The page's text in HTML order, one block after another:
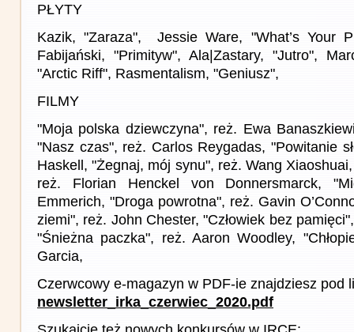
PŁYTY
Kazik, "Zaraza", Jessie Ware, "What’s Your
Fabijański, "Primityw", Ala|Zastary, "Jutro",
"Arctic Riff", Rasmentalism, "Geniusz",
FILMY
"Moja polska dziewczyna", reż. Ewa
"Nasz czas", reż. Carlos Reygadas, "Powitanie
Haskell, "Żegnaj, mój synu", reż. Wang
reż. Florian Henckel von Donnersmarck,
Emmerich, "Droga powrotna", reż. Gavin
ziemi", reż. John Chester, "Człowiek bez
"Śnieżna paczka", reż. Aaron Woodley,
Garcia,
Czerwcowy e-magazyn w PDF-ie znajdziesz pod
newsletter_irka_czerwiec_2020.pdf